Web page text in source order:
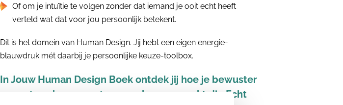
Of om je intuïtie te volgen zonder dat iemand je ooit echt heeft
verteld wat dat voor jou persoonlijk betekent.
Dit is het domein van Human Design. Jij hebt een eigen energie-
blauwdruk mét daarbij je persoonlijke keuze-toolbox.
In Jouw Human Design Boek ontdek jij hoe je bewuster
en met veel meer vertrouwen keuzes maakt die Echt